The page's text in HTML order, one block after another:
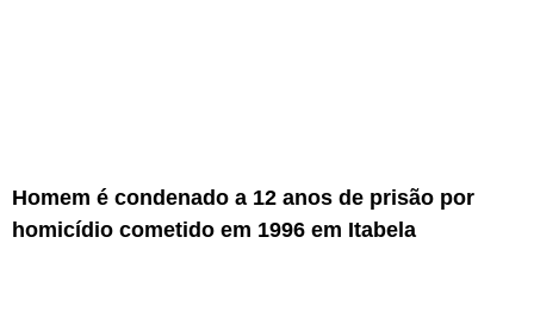
Homem é condenado a 12 anos de prisão por
homicídio cometido em 1996 em Itabela